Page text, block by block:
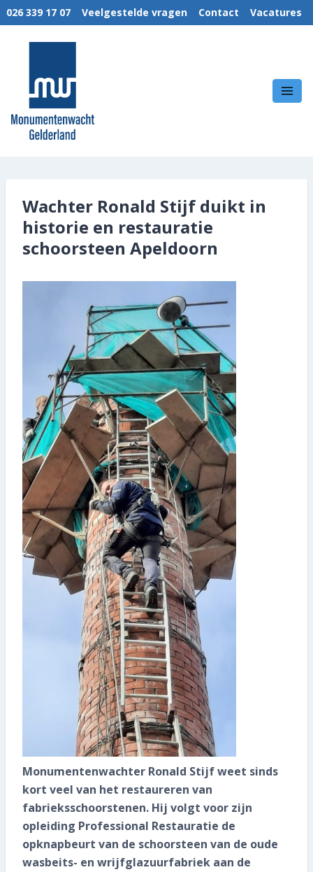
026 339 17 07 Veelgestelde vragen Contact Vacatures
MonumentenWacht Gelderland
Wachter Ronald Stijf duikt in
historie en restauratie
schoorsteen Apeldoorn
Monumentenwachter Ronald Stijf weet sinds
kort veel van het restaureren van
fabrieksschoorstenen. Hij volgt voor zijn
opleiding Professional Restauratie de
opknapbeurt van de schoorsteen van de oude
wasbeits- en wrijfglazuurfabriek aan de
MENU
Wie we zijn
Wat we doen
Nieuws
Links
Techniek brochures
Informatiebrochure
Historisch Bouwfragmentendepot
026 339 17 07
Veelgestelde vragen
Contact
Vacatures
SNEL REGELEN
Abonnee worden
Blijf op de hoogte: volg ons
Wat kost het?
Inspectie plannen